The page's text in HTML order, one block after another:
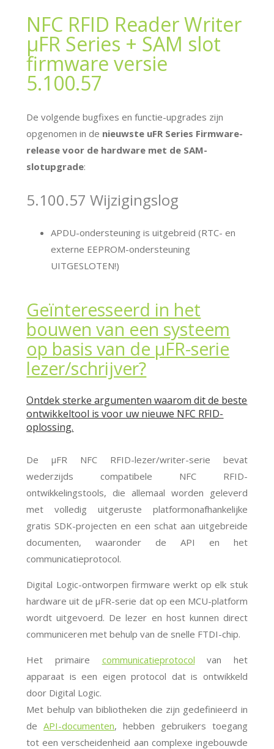
NFC RFID Reader Writer
μFR Series + SAM slot
firmware versie
5.100.57
De volgende bugfixes en functie-upgrades zijn
opgenomen in de nieuwste uFR Series Firmware-
release voor de hardware met de SAM-
slotupgrade:
5.100.57 Wijzigingslog
APDU-ondersteuning is uitgebreid(RTC- en
externe EEPROM-ondersteuning
UITGESLOTEN!)
Geïnteresseerd in het
bouwen van een systeem
op basis van de μFR-serie
lezer/schrijver?
Ontdek sterke argumenten waarom dit de beste
ontwikkeltool is voor uw nieuwe NFC RFID-
oplossing.
De μFR NFC RFID-lezer/writer-serie bevat
wederzijds compatibele NFC RFID-
ontwikkelingstools, die allemaal worden geleverd
met volledig uitgeruste platformonafhankelijke
gratis SDK-projecten en een schat aan uitgebreide
documenten, waaronder de API en het
communicatieprotocol.
Digital Logic-ontworpen firmware werkt op elk stuk
hardware uit de μFR-serie dat op een MCU-platform
wordt uitgevoerd. De lezer en host kunnen direct
communiceren met behulp van de snelle FTDI-chip.
Het primaire communicatieprotocol van het
apparaat is een eigen protocol dat is ontwikkeld
door Digital Logic.
Met behulp van bibliotheken die zijn gedefinieerd in
deAPI-documenten, hebben gebruikers toegang
tot een verscheidenheid aan complexe ingebouwde